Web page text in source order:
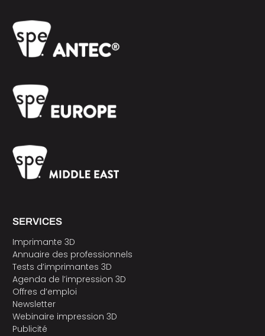
SERVICES
Imprimante 3D
Annuaire des professionnels
Tests d’imprimantes 3D
Agenda de l’impression 3D
Offres d’emploi
Newsletter
Webinaire impression 3D
Publicité